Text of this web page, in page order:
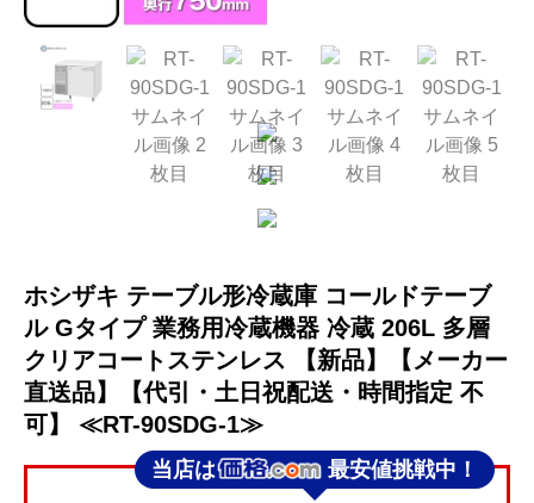
ホシザキ テーブル形冷蔵庫 コールドテーブ
ル Gタイプ 業務用冷蔵機器 冷蔵 206L 多層
クリアコートステンレス 【新品】【メーカー
直送品】【代引・土日祝配送・時間指定 不
可】 ≪RT-90SDG-1≫
当店は 最安値挑戦中！